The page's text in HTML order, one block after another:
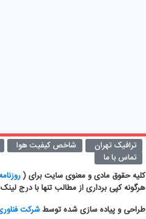
ترافیک تهران شاخص کیفیت هوا
تماس با ما
کلیه حقوق مادی و معنوی سایت برای (
هرگونه کپی برداری از مطالب تنها با درج
طراحی و پیاده سازی شده توسطشرکت